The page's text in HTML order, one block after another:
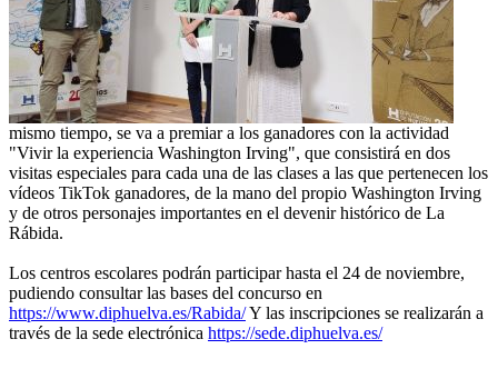
mismo tiempo, se va a premiar a los ganadores con la actividad
"Vivir la experiencia Washington Irving", que consistirá en dos
visitas especiales para cada una de las clases a las que pertenecen los
vídeos TikTok ganadores, de la mano del propio Washington Irving
y de otros personajes importantes en el devenir histórico de La
Rábida.
Los centros escolares podrán participar hasta el 24 de noviembre,
pudiendo consultar las bases del concurso en
https://www.diphuelva.es/Rabida/Y las inscripciones se realizarán a
través de la sede electrónica https://sede.diphuelva.es/